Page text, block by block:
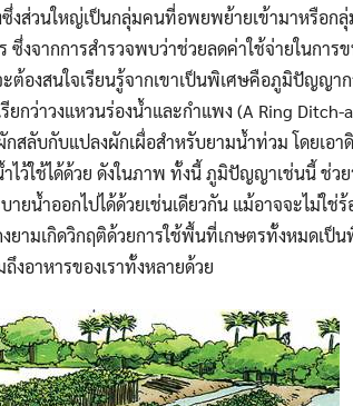
ซึ่งส่วนใหญ่เป็นกลุ่มคนที่อพยพย้ายเข้ามาหรือก
งจากการสำรวจพบว่าช่วยลดค่าใช้จ่ายในการข
ะต้องสนใจเรียนรู้จากเขาเป็นพิเศษคือภูมิปัญญา
กว่าวงแหวนร่องน้ำและกำแพง (A Ring
สลับกับแปลงผักเผื่อสำหรับยามน้ำท่วม โดยเอ
ไว้ใช้ได้ด้วย ดังในภาพ ทั้งนี้ ภูมิปัญญาเช่นนี้ ช่วย
ยน้ำออกไปได้ด้วยเช่นเดียวกัน แม้อาจจะไม่ใช่
ามเกิดวิกฤติด้วยการใช้พื้นที่เกษตรทั้งหมดเป็
งอาหารของเราทั้งหลายด้วย